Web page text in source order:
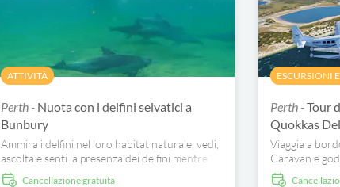
ATTIVITÀ
Perth - Nuota con i delfini selvatici a
Bunbury
Ammira i delfini nel loro habitat naturale, vedi,
ascolta e senti la presenza dei delfini mentre
vivono la loro vita naturale nella baia.
Cancellazione gratuita
ESCURSIONI
Perth -Tour
Quokkas
Viaggia a
Caravan e
Perth, sulla